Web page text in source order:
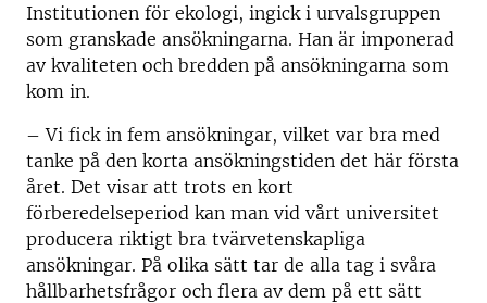
Institutionen för ekologi, ingick i urvalsgruppen
som granskade ansökningarna. Han är imponerad
av kvaliteten och bredden på ansökningarna som
kom in.
– Vi fick in fem ansökningar, vilket var bra med
tanke på den korta ansökningstiden det här första
året. Det visar att trots en kort
förberedelseperiod kan man vid vårt universitet
producera riktigt bra tvärvetenskapliga
ansökningar. På olika sätt tar de alla tag i svåra
hållbarhetsfrågor och flera av dem på ett sätt